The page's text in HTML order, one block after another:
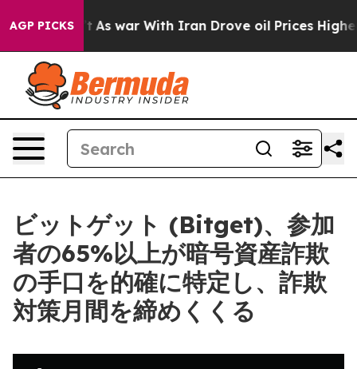
AGP PICKSAs war With Iran Drove oil Prices Higher,
ビットゲット (Bitget)、参加
者の65%以上が暗号資産詐欺
の手口を的確に特定し、詐欺
対策月間を締めくくる